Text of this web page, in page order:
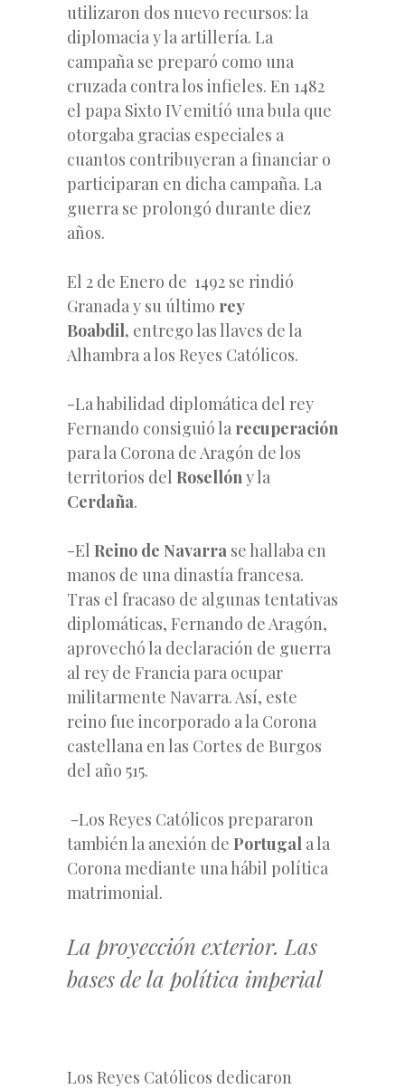
utilizaron dos nuevo recursos: la
diplomacia y la artillería. La
campaña se preparó como una
cruzada contra los infieles. En 1482
el papa Sixto IV emitíó una bula que
otorgaba gracias especiales a
cuantos contribuyeran a financiar o
participaran en dicha campaña. La
guerra se prolongó durante diez
años.
El 2 de Enero de 1492 se rindió
Granada y su último rey
Boabdil, entrego las llaves de la
Alhambra a los Reyes Católicos.
-La habilidad diplomática del rey
Fernando consiguió la recuperación
para la Corona de Aragón de los
territorios del Rosellóny la
Cerdaña.
-El Reino de Navarra se hallaba en
manos de una dinastía francesa.
Tras el fracaso de algunas tentativas
diplomáticas, Fernando de Aragón,
aprovechó la declaración de guerra
al rey de Francia para ocupar
militarmente Navarra. Así, este
reino fue incorporado a la Corona
castellana en las Cortes de Burgos
del año 515.
-Los Reyes Católicos prepararon
también la anexión de Portugal a la
Corona mediante una hábil política
matrimonial.
La proyección exterior. Las
bases de la política imperial
Los Reyes Católicos dedicaron